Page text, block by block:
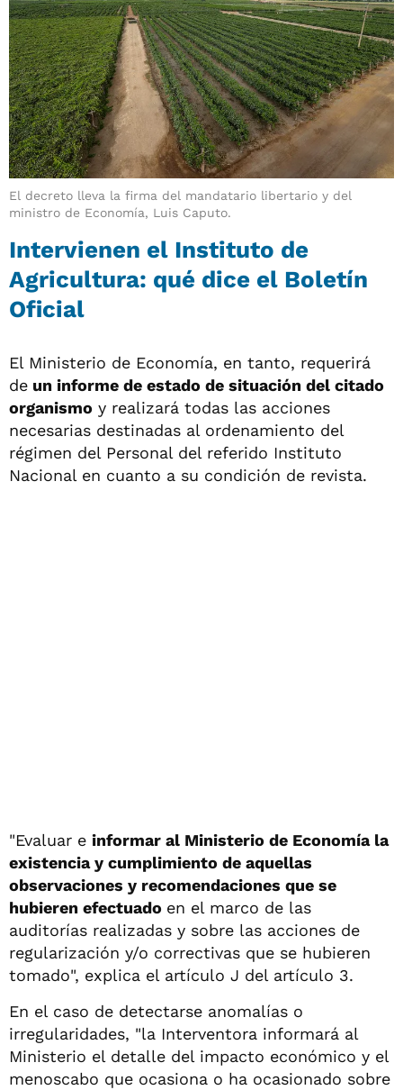
El decreto lleva la firma del mandatario libertario y del
ministro de Economía, Luis Caputo.
Intervienen el Instituto de
Agricultura: qué dice el Boletín
Oficial
El Ministerio de Economía, en tanto, requerirá
de un informe de estado de situación del citado
organismo y realizará todas las acciones
necesarias destinadas al ordenamiento del
régimen del Personal del referido Instituto
Nacional en cuanto a su condición de revista.
"Evaluar e informar al Ministerio de Economía la
existencia y cumplimiento de aquellas
observaciones y recomendaciones que se
hubieren efectuado en el marco de las
auditorías realizadas y sobre las acciones de
regularización y/o correctivas que se hubieren
tomado", explica el artículo J del artículo 3.
En el caso de detectarse anomalías o
irregularidades, "la Interventora informará al
Ministerio el detalle del impacto económico y el
menoscabo que ocasiona o ha ocasionado sobre